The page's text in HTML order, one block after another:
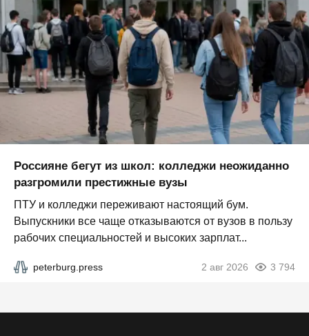
Россияне бегут из школ: колледжи неожиданно
разгромили престижные вузы
ПТУ и колледжи переживают настоящий бум.
Выпускники все чаще отказываются от вузов в пользу
рабочих специальностей и высоких зарплат...
peterburg.press 2 авг 2026 3 794